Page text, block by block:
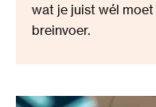
wat je juist wél
breinvoer.